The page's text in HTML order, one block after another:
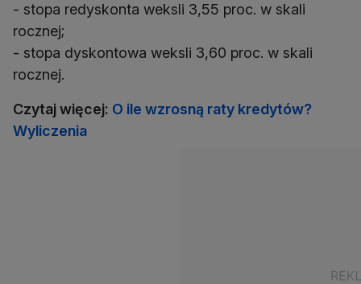
- stopa redyskonta weksli 3,55 proc. w skali
rocznej;
- stopa dyskontowa weksli 3,60 proc. w skali
rocznej.
Czytaj więcej: O ile wzrosną raty kredytów?
Wyliczenia